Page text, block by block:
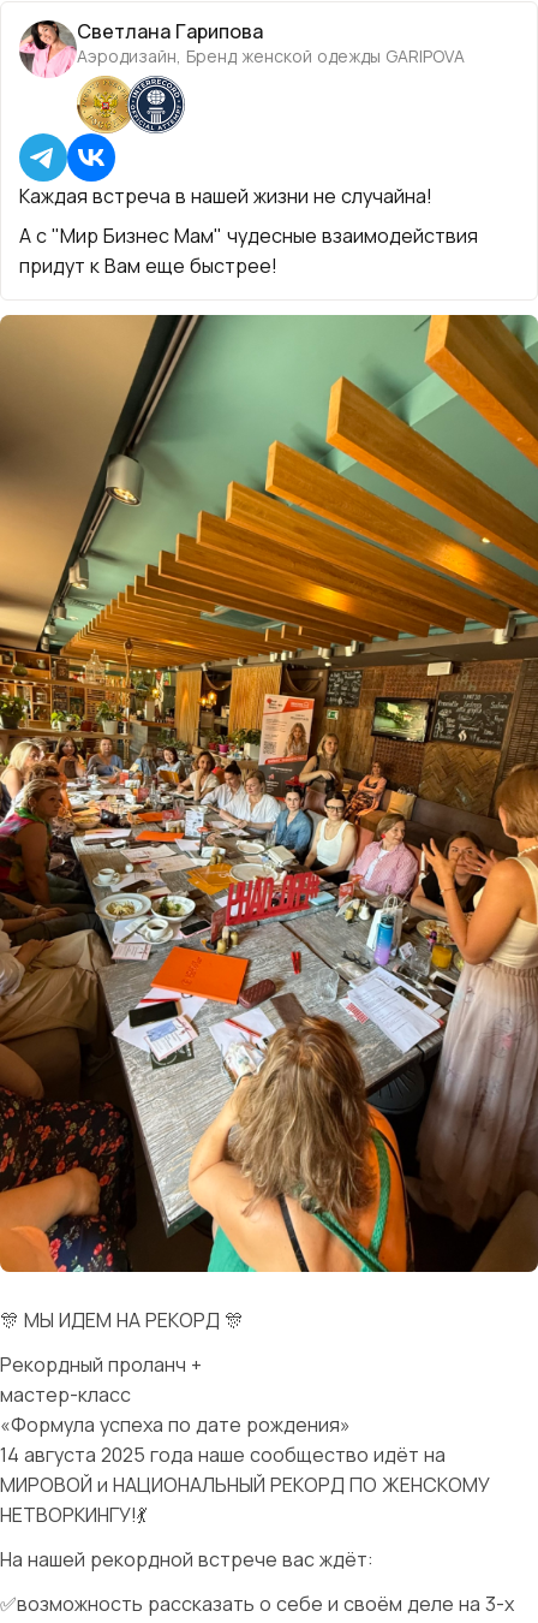
Светлана Гарипова
Аэродизайн, Бренд женской одежды GARIPOVA
Каждая встреча в нашей жизни не случайна!
А с "Мир Бизнес Мам" чудесные взаимодействия
придут к Вам еще быстрее!
🎊 МЫ ИДЕМ НА РЕКОРД 🎊
Рекордный проланч +
мастер-класс
«Формула успеха по дате рождения»
14 августа 2025 года наше сообщество идёт на
МИРОВОЙ и НАЦИОНАЛЬНЫЙ РЕКОРД ПО ЖЕНСКОМУ
НЕТВОРКИНГУ!💃
На нашей рекордной встрече вас ждёт:
✅возможность рассказать о себе и своём деле на 3-х